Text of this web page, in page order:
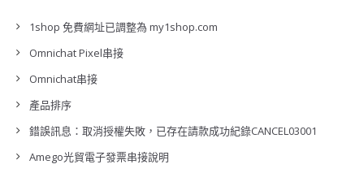
1shop 免費網址已調整為 my1shop.com
Omnichat Pixel串接
Omnichat串接
產品排序
錯誤訊息：取消授權失敗，已存在請款成功紀錄CANCEL03001
Amego光貿電子發票串接說明